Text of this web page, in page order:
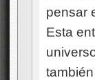
pensar
Esta